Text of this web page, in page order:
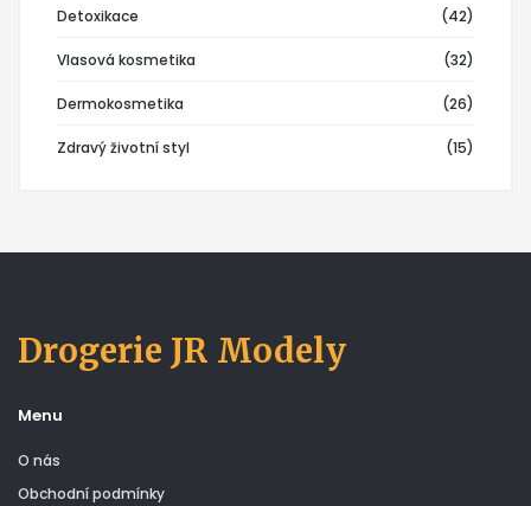
Detoxikace (42)
Vlasová kosmetika (32)
Dermokosmetika (26)
Zdravý životní styl (15)
Drogerie JR Modely
Menu
O nás
Obchodní podmínky